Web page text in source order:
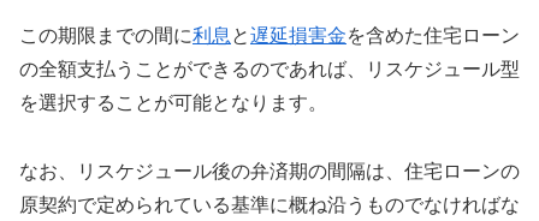
この期限までの間に利息 と遅延損害金を含めた住宅ローン
の全額支払うことができるのであれば、リスケジュール型
を選択することが可能となります。
なお、リスケジュール後の弁済期の間隔は、住宅ローンの
原契約で定められている基準に概ね沿うものでなければな